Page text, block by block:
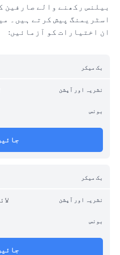
بیلنس رکھنے والے صارفین
اسٹریمنگ پیش کرتے ہیں۔
ان اختیارات کو آزمائیں: